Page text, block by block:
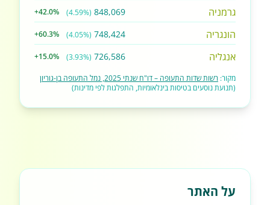
גרמניה 848,069
(4.59%)
+42.0%
הונגריה 748,424
(4.05%)
+60.3%
אנגליה 726,586
(3.93%)
+15.0%
מקור: רשות שדות התעופה – דו"ח שנתי 2025, נמל התעופה בן-גוריון
(תנועת נוסעים בטיסות בינלאומיות, התפלגות לפי מדינות)
על האתר